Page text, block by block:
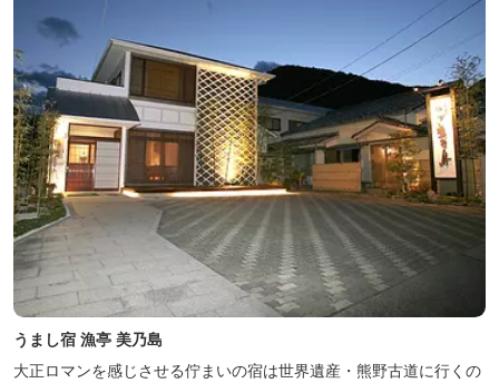
うまし宿 漁亭 美乃島
大正ロマンを感じさせる佇まいの宿は世界遺産・熊野古道に行くの